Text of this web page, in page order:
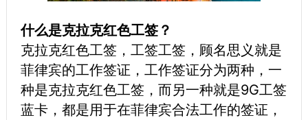
什么是克拉克红色工签？
克拉克红色工签，工签工签，顾名思义就是
菲律宾的工作签证，工作签证分为两种，一
种是克拉克红色工签，而另一种就是9G工签
蓝卡，都是用于在菲律宾合法工作的签证，